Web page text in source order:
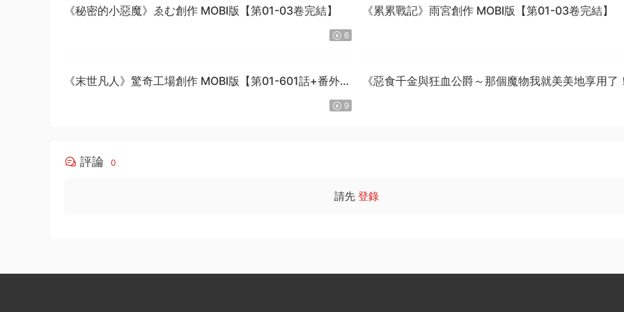
《秘密的小惡魔》ゑむ創作 MOBI版【第01-03卷完結】
6
《累累戰記》雨宮創作 MOBI版【第01-03卷完結】
《末世凡人》驚奇工場創作 MOBI版【第01-601話+番外完
9
《惡食千金與狂血公爵～那個魔物我就美美地享用了
評論 0
請先 登錄